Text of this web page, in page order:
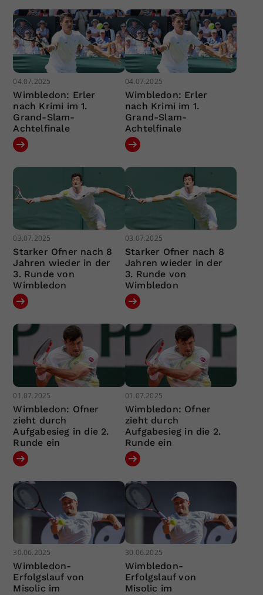
04.07.2025
Wimbledon: Erler
nach Krimi im 1.
Grand-Slam-
Achtelfinale
04.07.2025
Wimbledon: Erler
nach Krimi im 1.
Grand-Slam-
Achtelfinale
03.07.2025
Starker Ofner nach 8
Jahren wieder in der
3. Runde von
Wimbledon
03.07.2025
Starker Ofner nach 8
Jahren wieder in der
3. Runde von
Wimbledon
01.07.2025
Wimbledon: Ofner
zieht durch
Aufgabesieg in die 2.
Runde ein
01.07.2025
Wimbledon: Ofner
zieht durch
Aufgabesieg in die 2.
Runde ein
30.06.2025
Wimbledon-
Erfolgslauf von
Misolic im
30.06.2025
Wimbledon-
Erfolgslauf von
Misolic im